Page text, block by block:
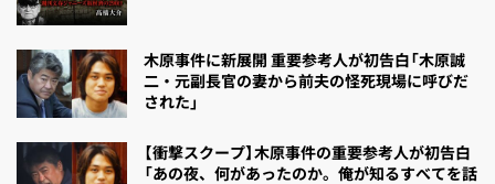
木原事件に新展開 重要参考人が初告白「木原誠
二・元副長官の妻から前夫の怪死現場に呼びだ
された」
【衝撃スクープ】木原事件の重要参考人が初告白
「あの夜、何があったのか。俺が知るすべてを話